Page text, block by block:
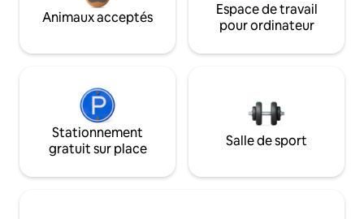
Animaux acceptés
Espace de travail
pour ordinateur
Stationnement
gratuit sur place
Salle de sport